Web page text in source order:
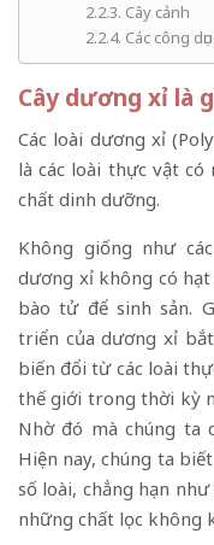
Cây cảnh
Các công
Cây dương xỉ là
Các loài dương xỉ
là các loài thực vật có
chất dinh dưỡng.
Không giống như
dương xỉ không có hạt
bào tử để sinh sản.
triển của dương xỉ
biến đổi từ các loài
thế giới trong thời kỳ
Nhờ đó mà chúng ta
Hiện nay, chúng ta
số loài, chẳng hạn
những chất lọc không